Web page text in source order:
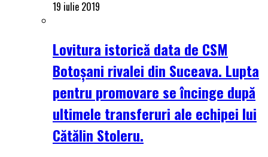
19 iulie 2019
Lovitura istorică data de CSM
Botoșani rivalei din Suceava. Lupta
pentru promovare se încinge după
ultimele transferuri ale echipei lui
Cătălin Stoleru.